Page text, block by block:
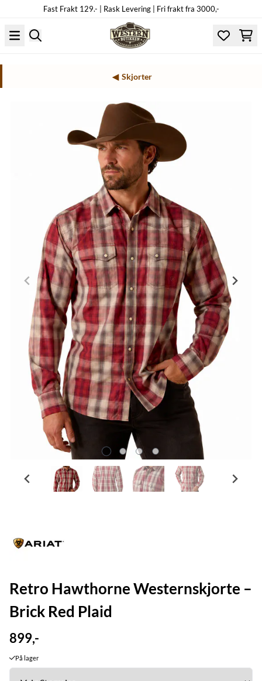
Hopp til innholdFast Frakt 129.- | Rask Levering | Fri frakt fra 3000,-
Skjorter
Retro Hawthorne Westernskjorte –
Brick Red Plaid
899,-
På lager